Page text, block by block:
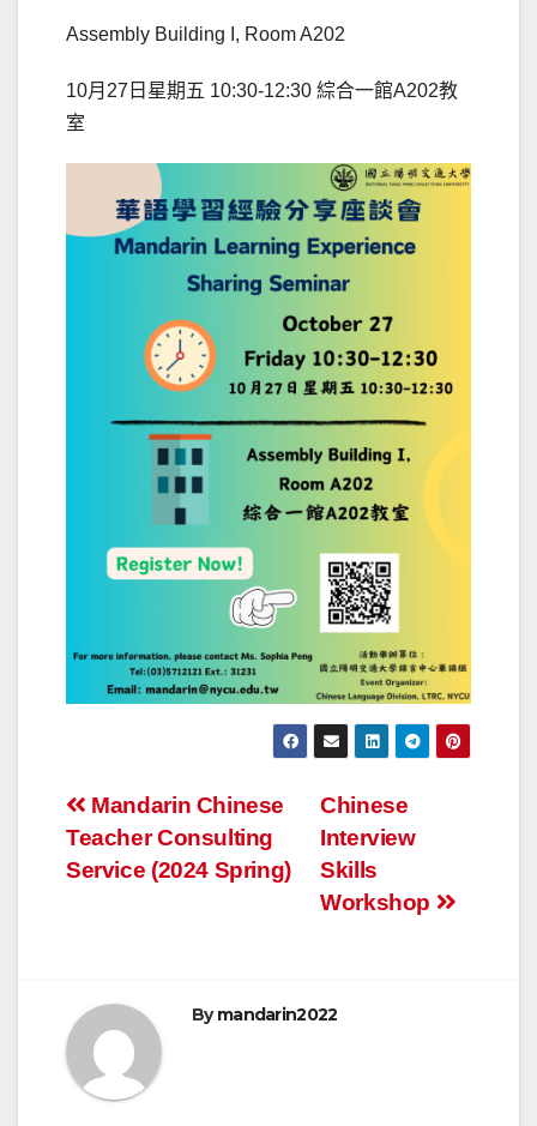
Assembly Building I, Room A202
10月27日星期五 10:30-12:30 綜合一館A202教
室
文
章
Chinese
Interview
Skills
Workshop
Mandarin Chinese
Teacher Consulting
Service (2024 Spring)
Bymandarin2022